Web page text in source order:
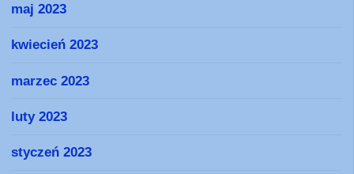
maj 2023
kwiecień 2023
marzec 2023
luty 2023
styczeń 2023